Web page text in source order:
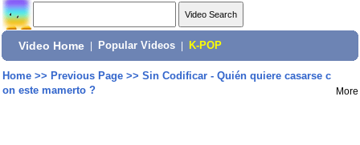
Video Home Popular Videos K-POP
Home>> Previous Page>> Sin Codificar - Quién quiere casarse c
on este mamerto ?
More